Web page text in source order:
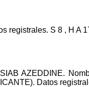
registrales. S 8 , H A
AZEDDINE.
Datos